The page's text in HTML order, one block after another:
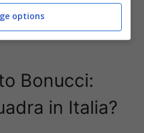
di calciomercato
Bonucci:
in Italia?
options